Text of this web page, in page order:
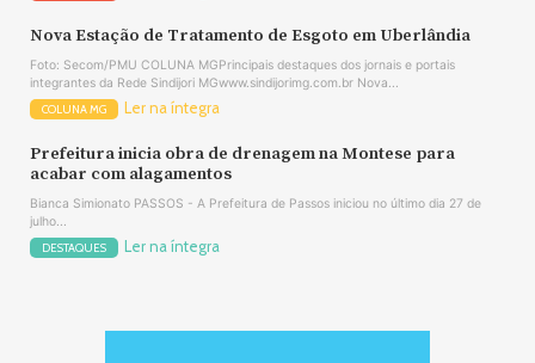
Nova Estação de Tratamento de Esgoto em Uberlândia
Foto: Secom/PMU COLUNA MGPrincipais destaques dos jornais e portais
integrantes da Rede Sindijori MGwww.sindijorimg.com.br Nova...
COLUNA MG Ler na íntegra
Prefeitura inicia obra de drenagem na Montese para
acabar com alagamentos
Bianca Simionato PASSOS - A Prefeitura de Passos iniciou no último dia 27 de
julho...
DESTAQUES Ler na íntegra